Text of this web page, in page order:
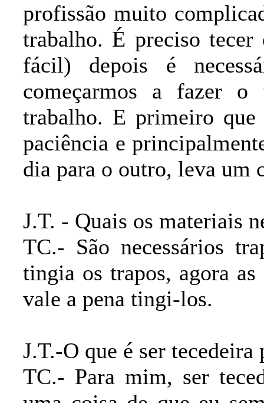
profissão muito
trabalho. É preciso
fácil) depois é
começarmos a fazer o
trabalho. E primeiro
paciência e
dia para o outro, leva um
J.T. - Quais os materiais
TC.- São necessários
tingia os trapos, agora
vale a pena tingi-los.
J.T.-O que é ser tecedeira
TC.- Para mim, ser